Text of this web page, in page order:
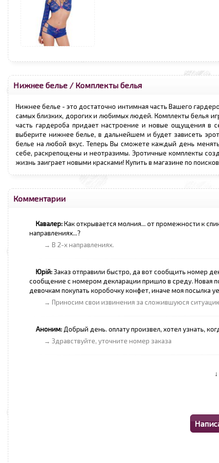
Нижнее белье / Комплекты белья
Нижнее белье - это достаточно интимная часть Вашего
самых близких, дорогих и любимых людей. Комплекты белья
часть гардероба придает настроение и новые ощущения в
выберите нижнее белье, в дальнейшем и будет зависеть
белье на любой вкус. Теперь Вы сможете каждый день
себе, раскрепощены и неотразимы. Эротичные комплекты
жизнь заиграет новыми красками! Купить в магазине по
Комментарии
Кавалер:Как открывается молния... от промежности к
направлениях...?
→ В 2-х направлениях.
Юрій:Заказ отправили быстро, да вот сообщить номер
сообщение с номером декларации пришло в среду. Новая
девочкам покупать коробочку конфет, иначе моя посылка
→ Приносим свои извинения за сложившуюся
Аноним: Добрый день. оплату произвел, хотел узнать,
→ Здравствуйте, уточните номер заказа
↓